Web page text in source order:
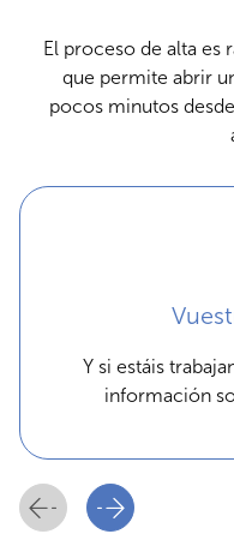
El proceso de alta es
que permite abrir
pocos minutos
Y si estáis
información